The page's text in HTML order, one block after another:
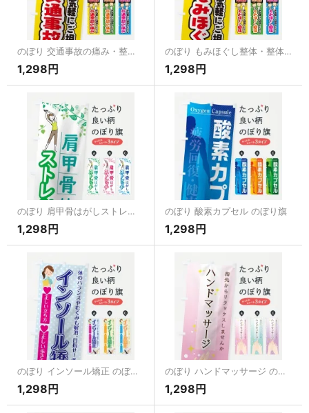
のぼり 交通事故の痛み・整体・整骨院・マッサージ のぼり旗
1,298円
のぼり もみほぐし整体・整体・整骨院・マッサージ のぼり旗
1,298円
のぼり 肩甲骨はがしストレッチ のぼり旗
1,298円
のぼり 酸素カプセル のぼり旗
1,298円
のぼり インソール矯正 のぼり旗
1,298円
のぼり ハンドマッサージ のぼり旗
1,298円